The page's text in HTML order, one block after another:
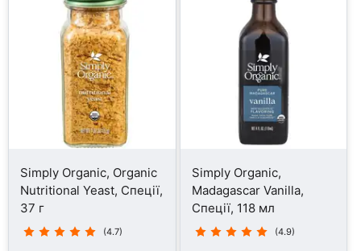
Simply Organic, Organic
Nutritional Yeast, Спеції,
37 г
(4.7)
Simply Organic,
Madagascar Vanilla,
Спеції, 118 мл
(4.9)